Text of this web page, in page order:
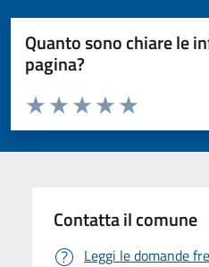
Quanto sono chiare le
pagina?
Valuta da 1 a 5 stelle la pagina
Valuta 5 stelle
Valuta 4 stelle su 5
Valuta 3 stelle su 5
Valuta 2 stelle su 5
Valuta 1 stelle su 5
Contatta il comune
Leggi le domande